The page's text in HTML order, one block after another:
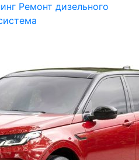
Ремонт дизельного